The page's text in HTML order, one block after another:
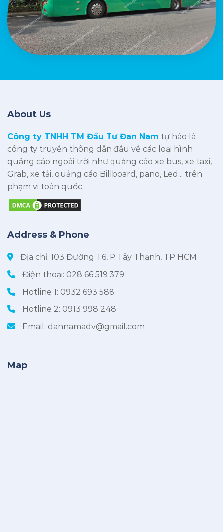
About Us
Công ty TNHH TM Đầu Tư Đan Nam tự hào là
công ty truyền thông dẫn đầu về các loại hình
quảng cáo ngoài trời như quảng cáo xe bus, xe taxi,
Grab, xe tải, quảng cáo Billboard, pano, Led... trên
phạm vi toàn quốc.
Address & Phone
Địa chỉ: 103 Đường T6, P Tây Thạnh, TP HCM
Điện thoại: 028 66 519 379
Hotline 1: 0932 693 588
Hotline 2: 0913 998 248
Email: dannamadv@gmail.com
Map